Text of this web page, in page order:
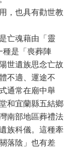
，也具有勸世教
亡魂藉由「靈
種是「喪葬陣
世遺族思念亡故
不適、運途不
通常在廟中舉
和宜蘭縣五結鄉
南部地區葬禮法
族科儀。這種牽
落陰」也有差